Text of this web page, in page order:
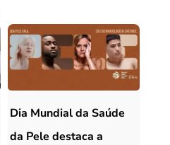
Dia Mundial da Saúde
da Pele destaca a